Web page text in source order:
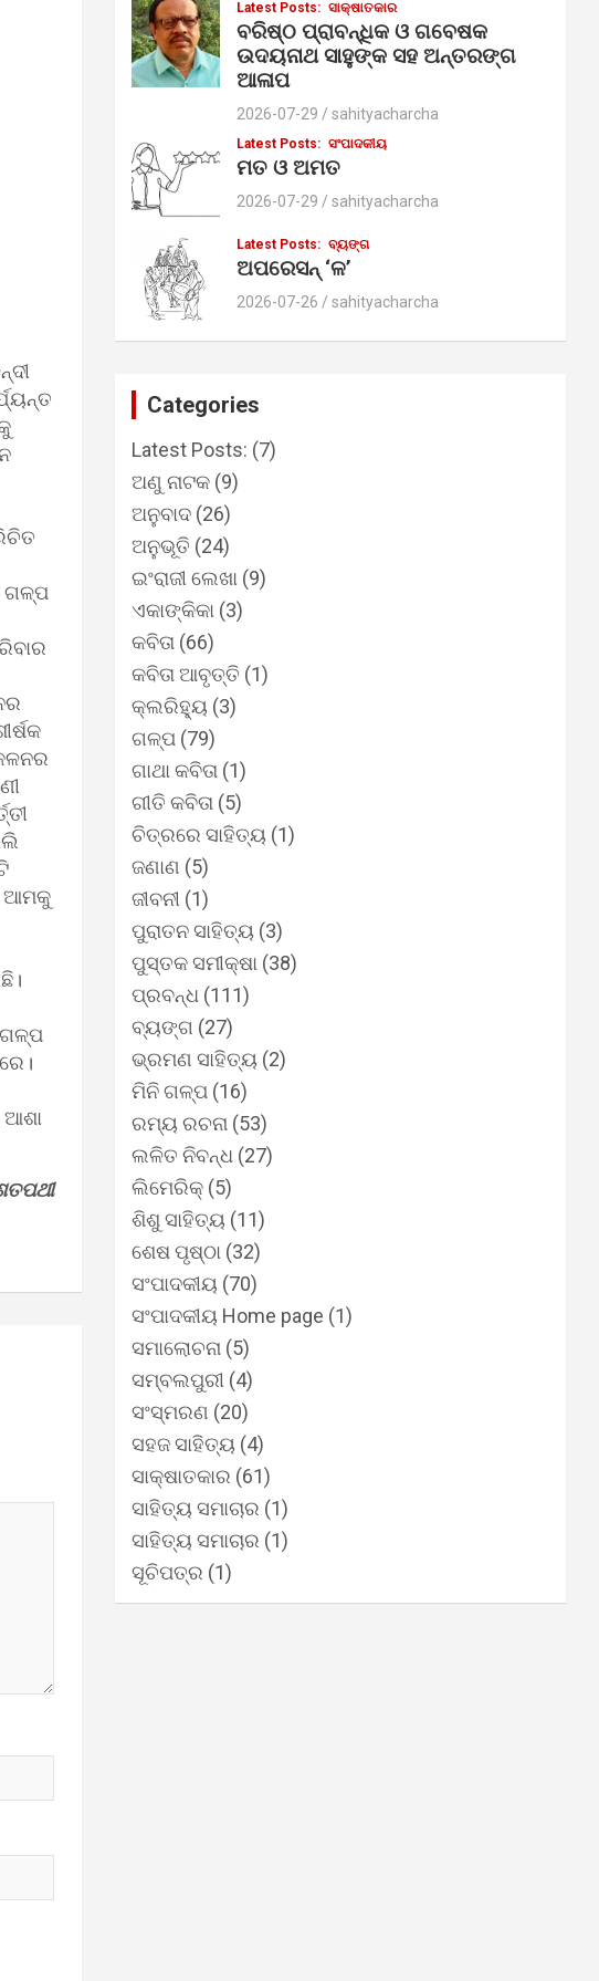
ଗଳ୍ପ
ଆମକୁ
ଆଶା
Latest Posts: ସାକ୍ଷାତକାର
ବରିଷ୍ଠ ପ୍ରାବନ୍ଧିକ ଓ ଗବେଷକ
ଉଦୟନାଥ ସାହୁଙ୍କ ସହ ଅନ୍ତରଙ୍ଗ
ଆଳାପ
2026-07-29 sahityacharcha
Latest Posts: ସଂପାଦକୀୟ
ମତ ଓ ଅମତ
2026-07-29 sahityacharcha
Latest Posts: ବ୍ୟଙ୍ଗ
ଅପରେସନ୍ ‘ଳ’
2026-07-26 sahityacharcha
Categories
Latest Posts: (7)
ଅଣୁ ନାଟକ (9)
ଅନୁବାଦ (26)
ଅନୁଭୂତି (24)
ଇଂରାଜୀ ଲେଖା (9)
ଏକାଙ୍କିକା (3)
କବିତା (66)
କବିତା ଆବୃତ୍ତି (1)
କ୍ଲରିହ୍ୟୁ (3)
ଗଳ୍ପ (79)
ଗାଥା କବିତା (1)
ଗୀତି କବିତା (5)
ଚିତ୍ରରେ ସାହିତ୍ୟ (1)
ଜଣାଣ (5)
ଜୀବନୀ (1)
ପୁରାତନ ସାହିତ୍ୟ (3)
ପୁସ୍ତକ ସମୀକ୍ଷା (38)
ପ୍ରବନ୍ଧ (111)
ବ୍ୟଙ୍ଗ (27)
ଭ୍ରମଣ ସାହିତ୍ୟ (2)
ମିନି ଗଳ୍ପ (16)
ରମ୍ୟ ରଚନା (53)
ଲଳିତ ନିବନ୍ଧ (27)
ଲିମେରିକ୍ (5)
ଶିଶୁ ସାହିତ୍ୟ (11)
ଶେଷ ପୃଷ୍ଠା (32)
ସଂପାଦକୀୟ (70)
ସଂପାଦକୀୟ Home page (1)
ସମାଲୋଚନା (5)
ସମ୍ବଲପୁରୀ (4)
ସଂସ୍ମରଣ (20)
ସହଜ ସାହିତ୍ୟ (4)
ସାକ୍ଷାତକାର (61)
ସାହିତ୍ୟ ସମାଚାର (1)
ସାହିତ୍ୟ ସମାଚାର (1)
ସୂଚିପତ୍ର (1)